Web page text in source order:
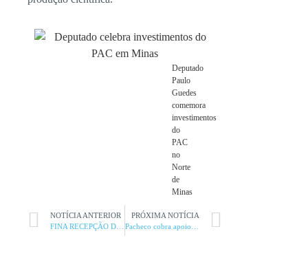
Deputado
Paulo
Guedes
comemora
investimentos
do
PAC
no
Norte
de
Minas
NOTÍCIA ANTERIOR
PRÓXIMA NOTÍCIA